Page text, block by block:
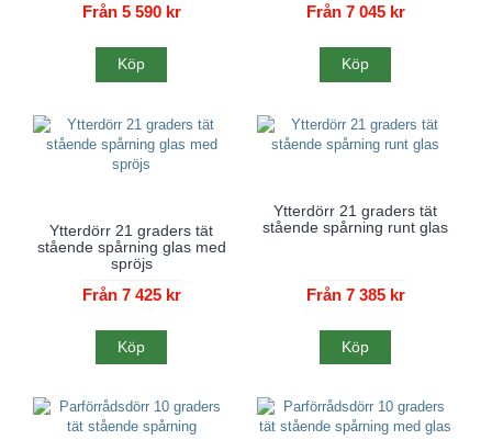
Från 5 590 kr
Köp
Från 7 045 kr
Köp
Ytterdörr 21 graders tät
stående spårning glas med
spröjs
Från 7 425 kr
Köp
Ytterdörr 21 graders tät
stående spårning runt glas
Från 7 385 kr
Köp